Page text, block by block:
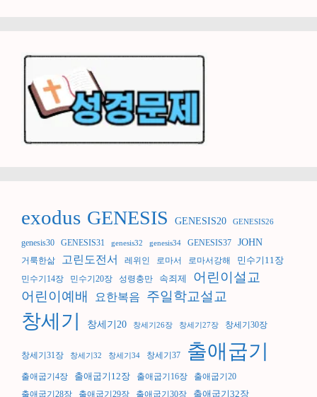
exodus GENESIS GENESIS20 GENESIS26
genesis30 GENESIS31 genesis32 genesis34 GENESIS37 JOHN
거룩한삶 고린도전서 레위인 로마서 로마서강해 민수기11장
민수기14장 민수기20장 성령충만 속죄제
어린이설교
어린이예배
요한복음 주일학교설교
창세기 창세기20 창세기26장 창세기27장 창세기30장
창세기31장 창세기32 창세기34 창세기37 출애굽기
출애굽기4장 출애굽기12장 출애굽기16장
출애굽기20
출애굽기28장
출애굽기29장 출애굽기30장 출애굽기32장